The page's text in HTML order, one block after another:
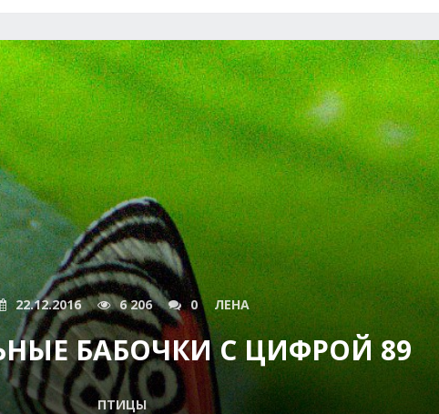
22.12.2016 6 206 0 ЛЕНА
БАБОЧКИ С ЦИФРОЙ 89
ПТИЦЫ